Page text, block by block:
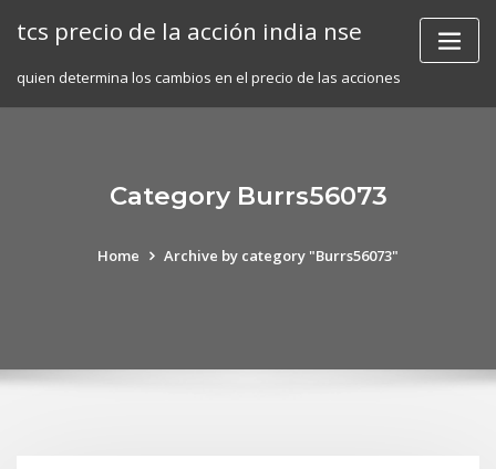
tcs precio de la acción india nse
quien determina los cambios en el precio de las acciones
Category Burrs56073
Home Archive by category "Burrs56073"